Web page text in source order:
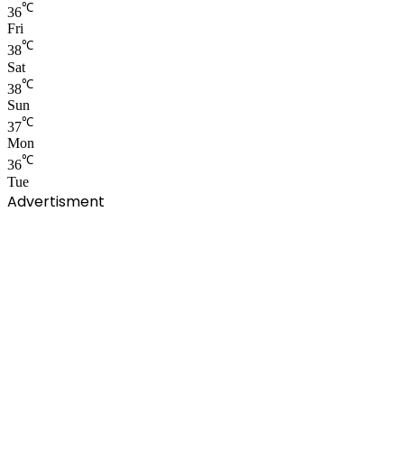
36℃
Fri
38℃
Sat
38℃
Sun
37℃
Mon
36℃
Tue
Advertisment